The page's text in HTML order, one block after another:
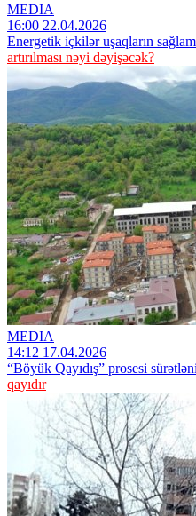
MEDIA
16:00 22.04.2026
Energetik içkilər uşaqların
artırılması nəyi dəyişəcək?
MEDIA
14:12 17.04.2026
“Böyük Qayıdış” prosesi
qayıdır